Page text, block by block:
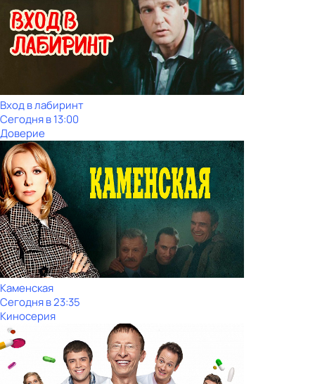
Вход в лабиринт
Сегодня в 13:00
Доверие
Каменская
Сегодня в 23:35
Киносерия